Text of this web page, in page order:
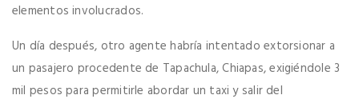
elementos involucrados.
Un día después, otro agente habría intentado extorsionar a
un pasajero procedente de Tapachula, Chiapas, exigiéndole 3
mil pesos para permitirle abordar un taxi y salir del